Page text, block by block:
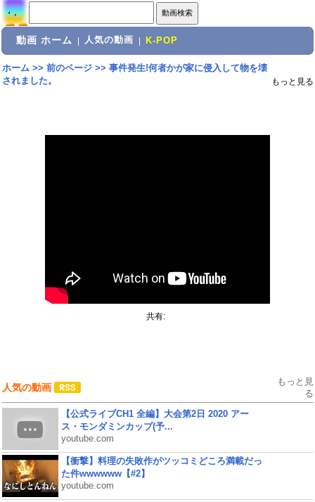
動画 ホーム 人気の動画 K-POP
ホーム>> 前のページ>> 事件発生!何者かが家に侵入して物を壊
されました。
もっと見る
共有:
人気の動画
もっと見
る
【公式ライブCH1 全編】大会第2日 2020 アー
ス・モンダミンカップ(予...
youtube.com
【衝撃】料理の失敗作がツッコミどころ満載だっ
た件wwwwww【#2】
youtube.com